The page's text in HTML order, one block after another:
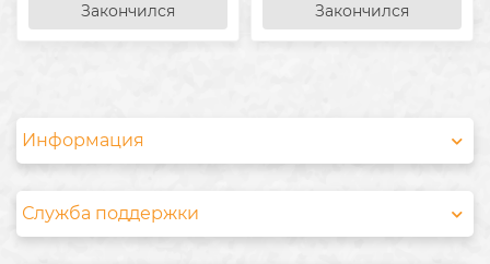
Закончился Закончился
Информация
Служба поддержки